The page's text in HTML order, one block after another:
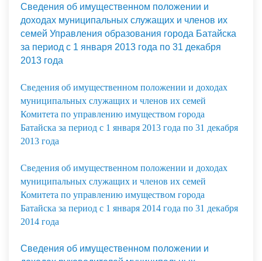
Сведения об имущественном положении и
доходах муниципальных служащих и членов их
семей Управления образования города Батайска
за период с 1 января 2013 года по 31 декабря
2013 года
Сведения об имущественном положении и доходах
муниципальных служащих и членов их семей
Комитета по управлению имуществом города
Батайска за период с 1 января 2013 года по 31 декабря
2013 года
Сведения об имущественном положении и доходах
муниципальных служащих и членов их семей
Комитета по управлению имуществом города
Батайска за период с 1 января 2014 года по 31 декабря
2014 года
Сведения об имущественном положении и